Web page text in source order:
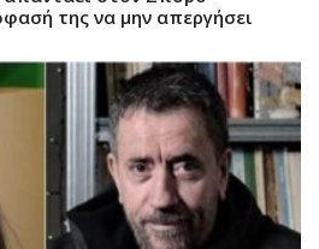
της να μην απεργήσει